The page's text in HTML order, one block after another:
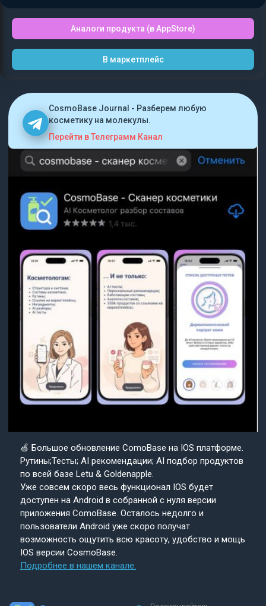
Аналоги продукта (в AppStore)
В маркетплейс
CosmoBase Journal - Разберем любую
косметику на молекулы.
Перейти в Телеграмм Канал
🍏 Большое обновление ComoBase на IOS платформе.
Рутины;Тесты; AI рекомендации; AI подбор продуктов
по всей базе Letu & Goldenapple.
Уже совсем скоро весь функционал IOS будет
доступен на Android в собранной с нуля версии
приложения ComoBase. Осталось недолго и
пользователи Android уже скоро получат
возможность ощутить всю красоту, удобство и мощь
IOS версии CosmoBase.
Подробнее в нашем канале.